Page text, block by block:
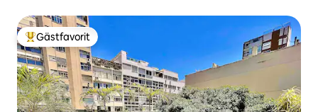
Populär gästfavorit
Gästfavorit